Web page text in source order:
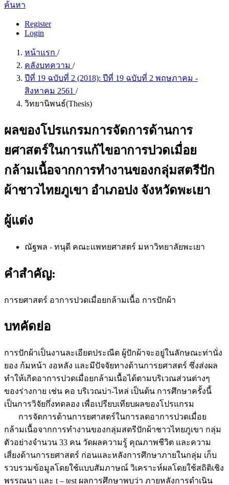
ค้นหา
Register
Login
หน้าแรก /
คลังบทความ /
ปีที่ 19 ฉบับที่ 2 (2018): ปีที่ 19 ฉบับที่ 2 พฤษภาคม -
สิงหาคม 2561 /
วิทยานิพนธ์(Thesis)
ผลของโปรแกรมการจัดการด้านการ
ยศาสตร์ในการแก้ไขอาการปวดเมื่อย
กล้ามเนื้อจากการทำงานของกลุ่มสตรีปัก
ผ้าชาวไทยภูเขา อำเภอปง จังหวัดพะเยา
ผู้แต่ง
ณัฐพล - ทนุดี คณะเเพทยศาสตร์ มหาวิทยาลัยพะเยา
คำสำคัญ:
การยศาสตร์ อาการปวดเมื่อยกล้ามเนื้อ การปักผ้า
บทคัดย่อ
การปักผ้าเป็นงานละเอียดประณีต ผู้ปักผ้าจะอยู่ในลักษณะท่านั่ง
ยอง ก้มหน้า งอหลัง และมีปัจจัยทางด้านการยศาสตร์ ซึ่งส่งผล
ทำให้เกิดอาการปวดเมื่อยกล้ามเนื้อได้ตามบริเวณส่วนต่างๆ
ของร่างกาย เช่น คอ บริเวณบ่า-ไหล่ เป็นต้น การศึกษาครั้งนี้
เป็นการวิจัยกึ่งทดลอง เพื่อเปรียบเทียบผลของโปรแกรม
การจัดการด้านการยศาสตร์ในการลดอาการปวดเมื่อย
กล้ามเนื้อจากการทำงานของกลุ่มสตรีปักผ้าชาวไทยภูเขา กลุ่ม
ตัวอย่างจำนวน 33 คน วัดผลความรู้ คุณภาพชีวิต และความ
เสี่ยงด้านการยศาสตร์ ก่อนและหลังการศึกษาภายในกลุ่ม เก็บ
รวบรวมข้อมูลโดยใช้แบบสัมภาษณ์ วิเคราะห์ผลโดยใช้สถิติเชิง
พรรณนา และ t – test ผลการศึกษาพบว่า ภายหลังการดำเนิน